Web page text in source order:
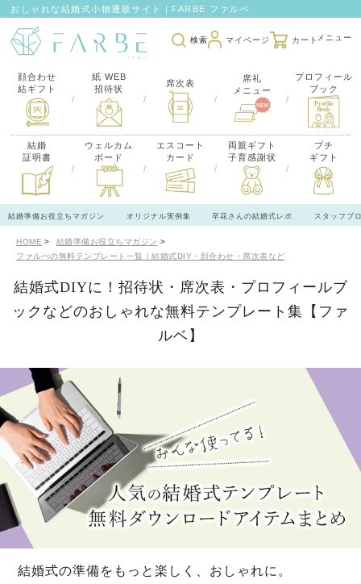
おしゃれな結婚式小物通販サイト｜FARBE ファルベ
検索 マイページ カート
顔合わせ
結ギフト
/
紙 WEB
招待状
/
席次表
/
席礼
メニュー
/
プロフィール
ブック
結婚
証明書
/
ウェルカム
ボード
/
エスコート
カード
/
両親ギフト
子育感謝状
/
プチ
ギフト
結婚準備お役立ちマガジン オリジナル実例集 卒花さんの結婚式レポ スタッフブ
HOME
結婚準備お役立ちマガジン
ファルべの無料テンプレート一覧｜結婚式DIY・顔合わせ・席次表など
結婚式DIYに！招待状・席次表・プロフィールブ
ックなどのおしゃれな無料テンプレート集【ファ
ルベ】
結婚式の準備をもっと楽しく、おしゃれに。